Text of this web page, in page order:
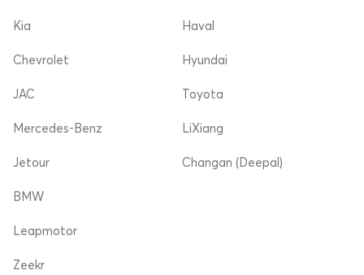
Kia
Chevrolet
Haval
Hyundai
JAC
Mercedes-Benz
Jetour
Toyota
LiXiang
Changan (Deepal)
BMW
Leapmotor
Zeekr